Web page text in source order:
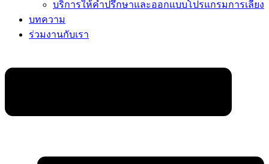
บริการให้คำปรึกษาและออกแบบโปรแกรมการเลี้ยง
บทความ
ร่วมงานกับเรา